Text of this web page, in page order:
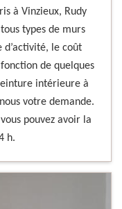
à Vinzieux, Rudy
types de murs
d’activité, le coût
de quelques
intérieure à
votre demande.
pouvez avoir la
h.